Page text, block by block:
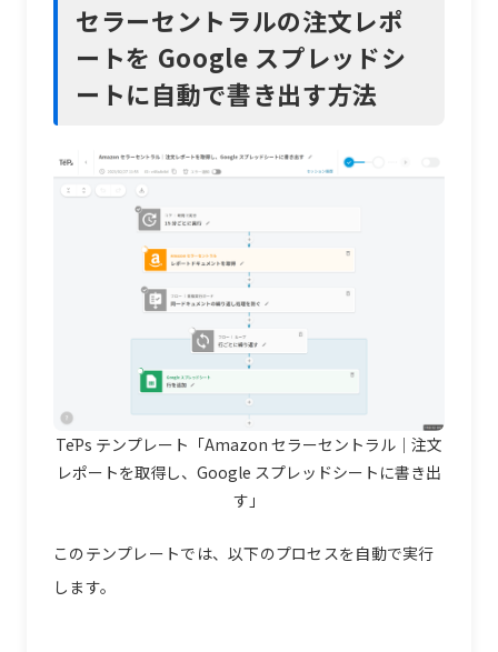
セラーセントラルの注文レポ
ートを Google スプレッドシ
ートに自動で書き出す方法
TēPs テンプレート「Amazon セラーセントラル｜注文
レポートを取得し、Google スプレッドシートに書き出
す」
このテンプレートでは、以下のプロセスを自動で実行
します。